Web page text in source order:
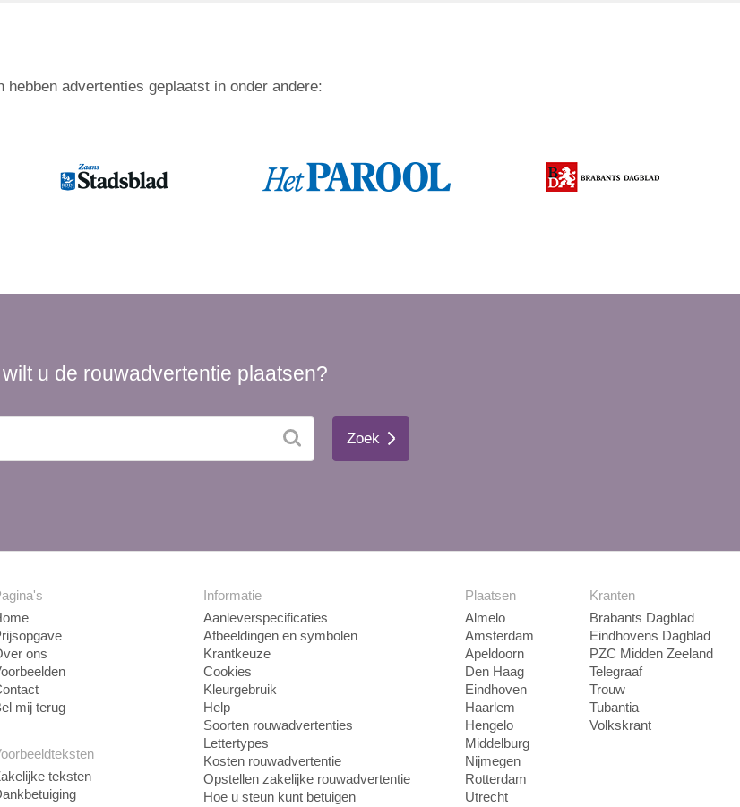
hebben advertenties geplaatst in onder andere:
u de rouwadvertentie plaatsen?
Zoek
ons
mij terug
teksten
Informatie
Aanleverspecificaties
Afbeeldingen en symbolen
Krantkeuze
Cookies
Kleurgebruik
Help
Soorten rouwadvertenties
Lettertypes
Kosten rouwadvertentie
Opstellen zakelijke rouwadvertentie
Hoe u steun kunt betuigen
Plaatsen
Almelo
Amsterdam
Apeldoorn
Den Haag
Eindhoven
Haarlem
Hengelo
Middelburg
Nijmegen
Rotterdam
Utrecht
Kranten
Brabants Dagblad
Eindhovens Dagblad
PZC Midden Zeeland
Telegraaf
Trouw
Tubantia
Volkskrant